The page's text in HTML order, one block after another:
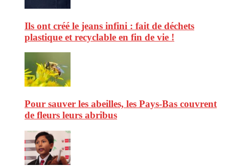
Ils ont créé le jeans infini : fait de déchets
plastique et recyclable en fin de vie !
Pour sauver les abeilles, les Pays-Bas couvrent
de fleurs leurs abribus